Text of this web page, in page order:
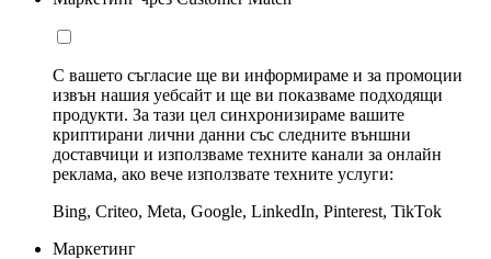
С вашето съгласие ще ви информираме и за промоции
извън нашия уебсайт и ще ви показваме подходящи
продукти. За тази цел синхронизираме вашите
криптирани лични данни със следните външни
доставчици и използваме техните канали за онлайн
реклама, ако вече използвате техните услуги:
Bing, Criteo, Meta, Google, LinkedIn, Pinterest, TikTok
Маркетинг